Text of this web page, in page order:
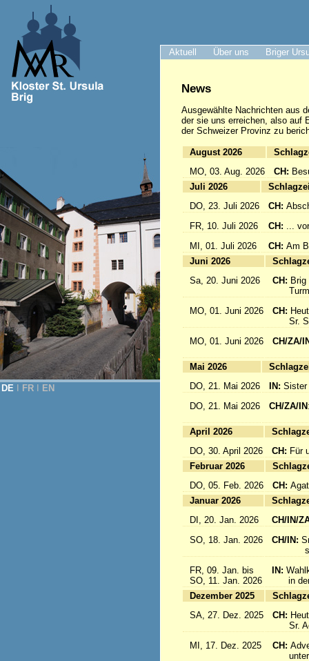
Aktuell Über uns Briger
DE FR EN
News
Ausgewählte Nachrichten aus
der sie uns erreichen, also auf
der Schweizer Provinz zu
August 2026
MO, 03. Aug. 2026
CH:
Juli 2026
DO, 23. Juli 2026
CH:
FR, 10. Juli 2026
CH: ...
MI, 01. Juli 2026
CH: Am
Juni 2026
Sa, 20. Juni 2026
CH:
MO, 01. Juni 2026
CH:
Sr.
MO, 01. Juni 2026
CH/ZA/
Mai 2026
DO, 21. Mai 2026
IN: Sister
DO, 21. Mai 2026
CH/ZA/IN
April 2026
DO, 30. April 2026
CH: Für
Februar 2026
DO, 05. Feb. 2026
CH:
Januar 2026
DI, 20. Jan. 2026
CH/IN/
SO, 18. Jan. 2026
CH/IN:
sind
FR, 09. Jan. bis
SO, 11. Jan. 2026
IN:
in der
Dezember 2025
SA, 27. Dez. 2025
CH:
Sr.
MI, 17. Dez. 2025
CH:
unter